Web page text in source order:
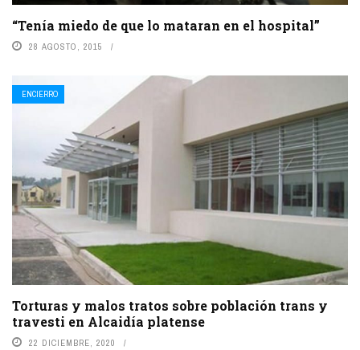
“Tenía miedo de que lo mataran en el hospital”
28 AGOSTO, 2015
ENCIERRO
Torturas y malos tratos sobre población trans y
travesti en Alcaidía platense
22 DICIEMBRE, 2020